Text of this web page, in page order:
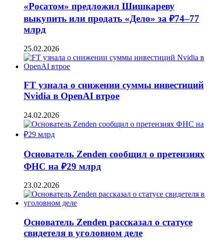
«Росатом» предложил Шишкареву
выкупить или продать «Дело» за ₽74–77
млрд
25.02.2026
FT узнала о снижении суммы инвестиций
Nvidia в OpenAI втрое
24.02.2026
Основатель Zenden сообщил о претензиях
ФНС на ₽29 млрд
23.02.2026
Основатель Zenden рассказал о статусе
свидетеля в уголовном деле